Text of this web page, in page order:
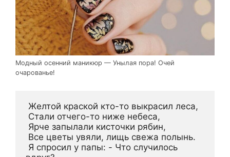
Модный осенний маникюр — Унылая пора! Очей
очарованье!
Желтой краской кто-то выкрасил леса,
Стали отчего-то ниже небеса,
Ярче запылали кисточки рябин,
Все цветы увяли, лищь свежа полынь.
Я спросил у папы: - Что случилось